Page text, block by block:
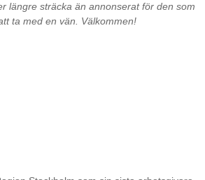
längre sträcka än annonserat för den som
ta med en vän. Välkommen!